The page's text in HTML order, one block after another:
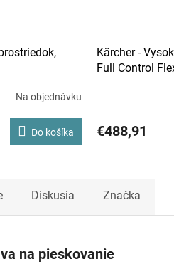
Na objednávku
Do košíka
Kärcher -
Full Control
€488,91
Diskusia Značka
na pieskovanie